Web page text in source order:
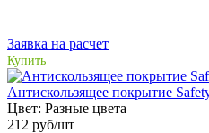
Заявка на расчет
Купить
Антискользящее покрытие
Цвет: Разные цвета
212 руб/шт